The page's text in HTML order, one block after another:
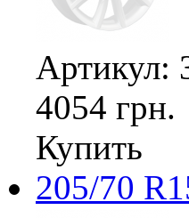
Артикул:
4054 грн.
Купить
205/70